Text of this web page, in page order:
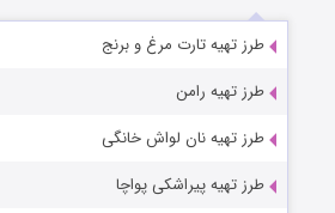
طرز تهیه تارت مرغ و برنج
طرز تهیه رامن
طرز تهیه نان لواش خانگی
طرز تهیه پیراشکی پواچا